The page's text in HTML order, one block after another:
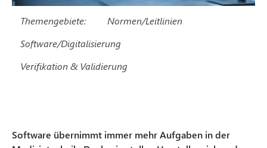
Themengebiete:
Normen/Leitlinien
Software/Digitalisierung
Verifikation & Validierung
Software übernimmt immer mehr Aufgaben in der